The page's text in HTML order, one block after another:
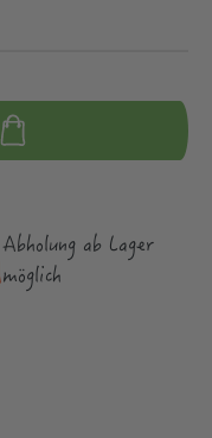
Abholung ab Lager
möglich